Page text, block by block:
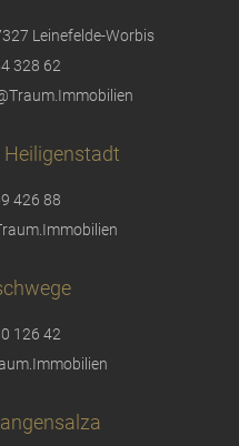
Leinefelde-Worbis
328 62
426 88
126 42